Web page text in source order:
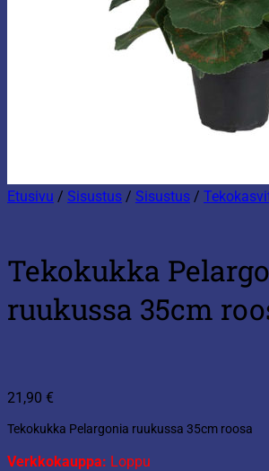
Etusivu / Sisustus / Sisustus /
Tekokukka
ruukussa 35cm
21,90 €
Tekokukka Pelargonia ruukussa 35cm roosa
Verkkokauppa: Loppu